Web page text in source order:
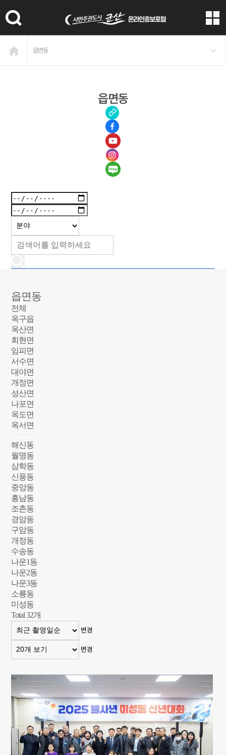
읍면동
읍면동
읍면동
전체
옥구읍
옥산면
회현면
임피면
서수면
대야면
개정면
성산면
나포면
옥도면
옥서면
해신동
월명동
삼학동
신풍동
중앙동
흥남동
조촌동
경암동
구암동
개정동
수송동
나운1동
나운2동
나운3동
소룡동
미성동
Total32개
변경
변경